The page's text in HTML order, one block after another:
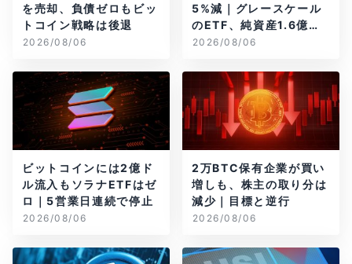
を売却、負債ゼロもビッ
トコイン戦略は後退
2026/08/06
5%減｜グレースケール
のETF、純資産1.6億ド
ル減
2026/08/06
ビットコインには2億ド
ル流入もソラナETFはゼ
ロ｜5営業日連続で停止
2026/08/06
2万BTC保有企業が買い
増しも、株主の取り分は
減少｜目標と逆行
2026/08/06